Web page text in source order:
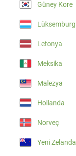
Güney Kore
Lüksemburg
Letonya
Meksika
Malezya
Hollanda
Norveç
Yeni Zelanda